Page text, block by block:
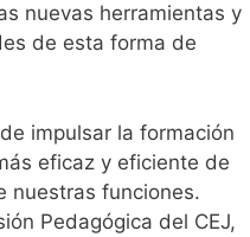
nuevas herramientas y
de esta forma de
impulsar la formación
eficaz y eficiente de
nuestras funciones.
Pedagógica del CEJ,